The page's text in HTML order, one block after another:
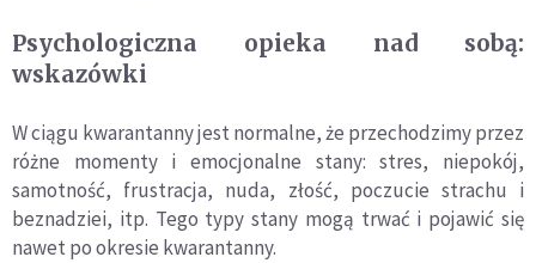
Psychologiczna opieka nad sobą:
wskazówki
W ciągu kwarantanny jest normalne, że przechodzimy przez
różne momenty i emocjonalne stany: stres, niepokój,
samotność, frustracja, nuda, złość, poczucie strachu i
beznadziei, itp. Tego typy stany mogą trwać i pojawić się
nawet po okresie kwarantanny.